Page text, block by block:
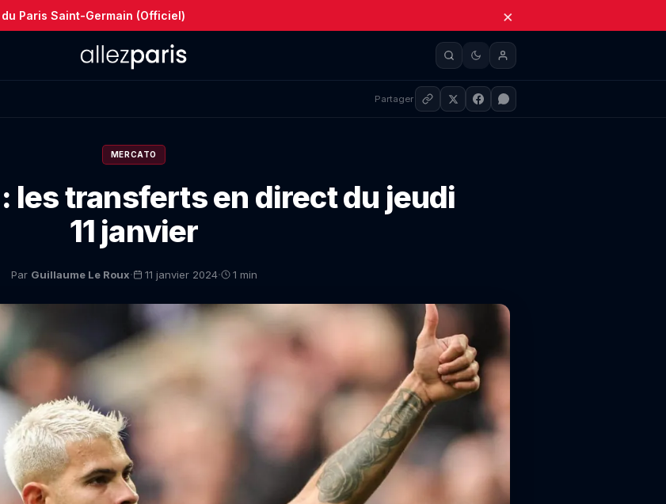
Paris Saint-Germain (Officiel) ×
Partager
MERCATO
les transferts en direct du jeudi
11 janvier
Par Guillaume Le Roux· 11 janvier 2024· 1 min